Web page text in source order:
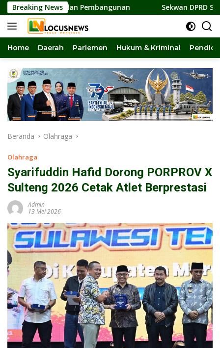
Langsung
ke
konten
Breaking News
dan Pembangunan Sekwan DPRD Sulteng Jadi
Home Daerah Parlemen Hukum & Kriminal
Beranda Olahraga
Olahraga
Syarifuddin Hafid Dorong PORPROV X
Sulteng 2026 Cetak Atlet Berprestasi
Admin
13 Mei 2026